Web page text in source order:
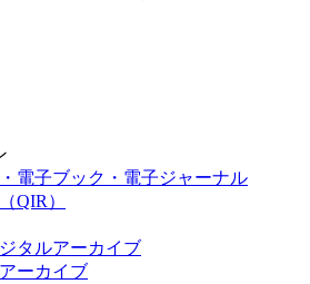
電子ブック・電子ジャーナル
QIR）
タルアーカイブ
ーカイブ